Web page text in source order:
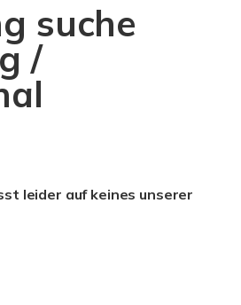
suche
/
leider auf keines unserer